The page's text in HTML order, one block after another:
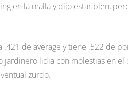
en la malla y dijo estar bien,
de average y tiene .522 de
jardinero lidia con molestias en
zurdo.